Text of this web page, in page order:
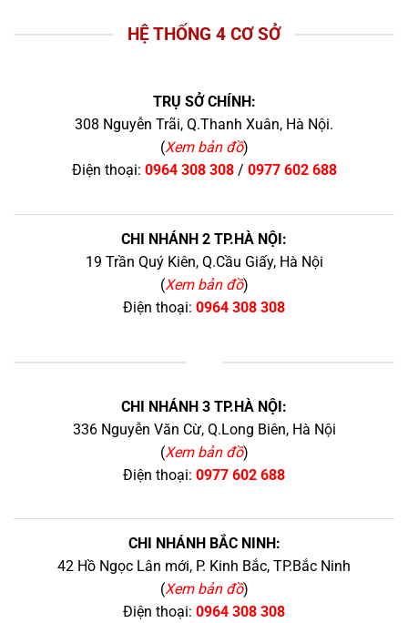
HỆ THỐNG 4 CƠ SỞ
TRỤ SỞ CHÍNH:
308 Nguyễn Trãi, Q.Thanh Xuân, Hà Nội.
(Xem bản đồ)
Điện thoại: 0964 308 308/ 0977 602 688
CHI NHÁNH 2 TP.HÀ NỘI:
19 Trần Quý Kiên, Q.Cầu Giấy, Hà Nội
(Xem bản đồ)
Điện thoại: 0964 308 308
CHI NHÁNH 3 TP.HÀ NỘI:
336 Nguyễn Văn Cừ, Q.Long Biên, Hà Nội
(Xem bản đồ)
Điện thoại: 0977 602 688
CHI NHÁNH BẮC NINH:
42 Hồ Ngọc Lân mới, P. Kinh Bắc, TP.Bắc Ninh
(Xem bản đồ)
Điện thoại: 0964 308 308